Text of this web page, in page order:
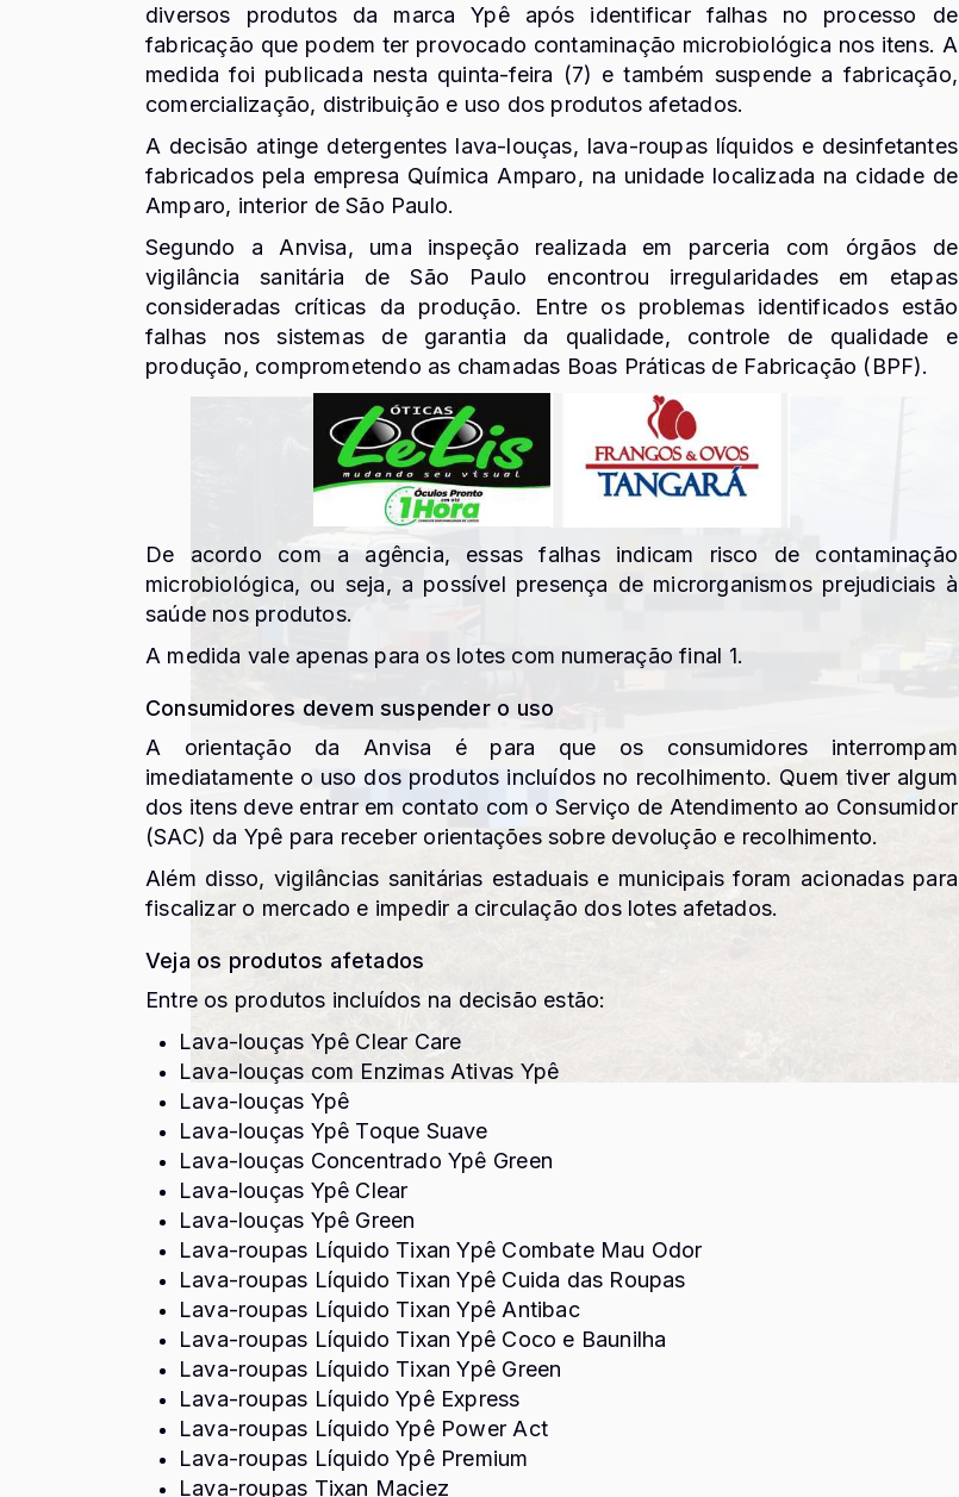
diversos produtos da marcaYpêapós identificar falhas no processo de
fabricação que podem ter provocado contaminação microbiológica nos itens. A
medida foi publicada nesta quinta-feira (7) e também suspende a fabricação,
comercialização, distribuição e uso dos produtos afetados.
A decisão atinge detergentes lava-louças, lava-roupas líquidos e desinfetantes
fabricados pela empresa Química Amparo, na unidade localizada na cidade de
Amparo, interior de São Paulo.
Segundo a Anvisa, uma inspeção realizada em parceria com órgãos de
vigilância sanitária de São Paulo encontrou irregularidades em etapas
consideradas críticas da produção. Entre os problemas identificados estão
falhas nos sistemas de garantia da qualidade, controle de qualidade e
produção, comprometendo as chamadas Boas Práticas de Fabricação (BPF).
De acordo com a agência, essas falhas indicam risco de contaminação
microbiológica, ou seja, a possível presença de microrganismos prejudiciais à
saúde nos produtos.
A medida vale apenas para os lotes com numeração final 1.
Consumidores devem suspender o uso
A orientação da Anvisa é para que os consumidores interrompam
imediatamente o uso dos produtos incluídos no recolhimento. Quem tiver algum
dos itens deve entrar em contato com o Serviço de Atendimento ao Consumidor
(SAC) da Ypê para receber orientações sobre devolução e recolhimento.
Além disso, vigilâncias sanitárias estaduais e municipais foram acionadas para
fiscalizar o mercado e impedir a circulação dos lotes afetados.
Veja os produtos afetados
Entre os produtos incluídos na decisão estão:
Lava-louças Ypê Clear Care
Lava-louças com Enzimas Ativas Ypê
Lava-louças Ypê
Lava-louças Ypê Toque Suave
Lava-louças Concentrado Ypê Green
Lava-louças Ypê Clear
Lava-louças Ypê Green
Lava-roupas Líquido Tixan Ypê Combate Mau Odor
Lava-roupas Líquido Tixan Ypê Cuida das Roupas
Lava-roupas Líquido Tixan Ypê Antibac
Lava-roupas Líquido Tixan Ypê Coco e Baunilha
Lava-roupas Líquido Tixan Ypê Green
Lava-roupas Líquido Ypê Express
Lava-roupas Líquido Ypê Power Act
Lava-roupas Líquido Ypê Premium
Lava-roupas Tixan Maciez